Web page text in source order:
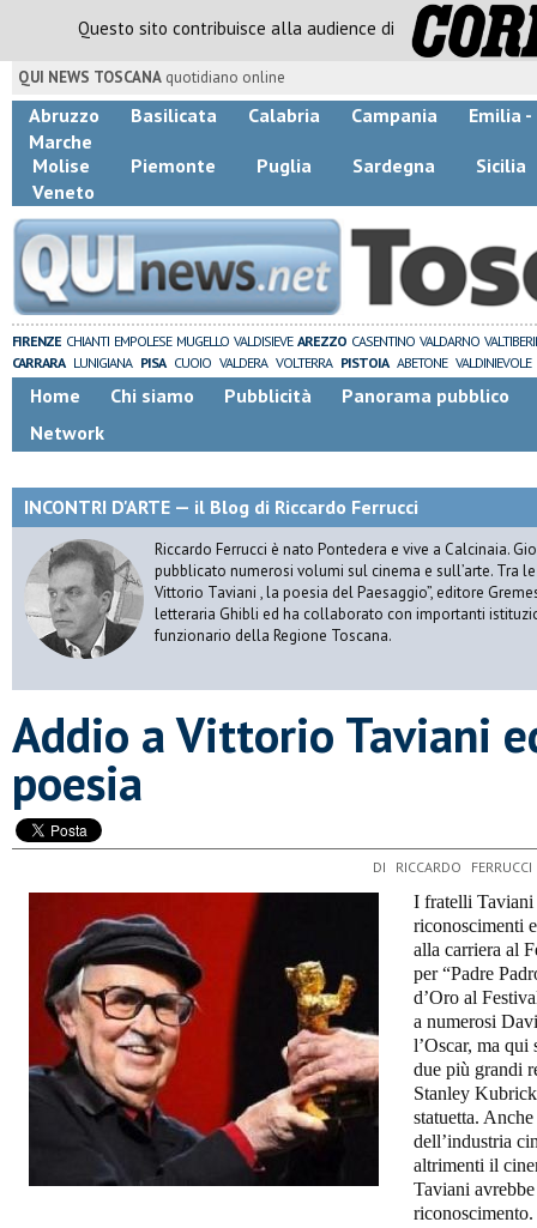
Questo sito contribuisce alla audience di
QUI NEWS TOSCANA quotidiano online
Abruzzo Basilicata Calabria Campania
Emilia -
Marche
Molise
Piemonte Puglia Sardegna
Sicilia
Veneto
FIRENZE CHIANTI EMPOLESE MUGELLO VALDISIEVE AREZZO CASENTINO VALDARNO
CARRARA LUNIGIANA PISA CUOIO VALDERA VOLTERRA PISTOIA ABETONE VALDINIEVOLE
Home Chi siamo Pubblicità
Panorama pubblico
Network
INCONTRI D'ARTE — il Blog di Riccardo Ferrucci
Riccardo Ferrucci è nato Pontedera e vive a Calcinaia.
pubblicato numerosi volumi sul cinema e sull’arte. Tra
Vittorio Taviani , la poesia del Paesaggio”, editore
letteraria Ghibli ed ha collaborato con importanti
funzionario della Regione Toscana.
​Addio a Vittorio Taviani
poesia
DI RICCARDO
I fratelli Taviani
riconoscimenti
alla carriera al
per “Padre
d’Oro al
a numerosi
l’Oscar, ma
due più grandi
Stanley
statuetta.
dell’industria
altrimenti il
Taviani
riconoscimento.